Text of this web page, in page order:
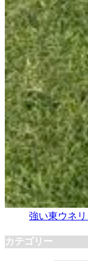
強い東ウネリ
カテゴリー